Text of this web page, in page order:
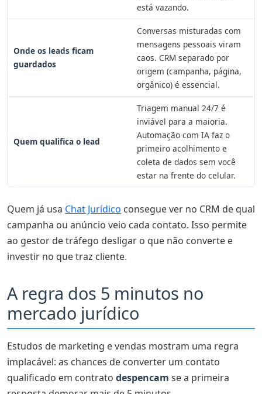
está vazando.
Onde os leads ficam
guardados
Conversas misturadas com
mensagens pessoais viram
caos. CRM separado por
origem (campanha, página,
orgânico) é essencial.
Quem qualifica o lead
Triagem manual 24/7 é
inviável para a maioria.
Automação com IA faz o
primeiro acolhimento e
coleta de dados sem você
estar na frente do celular.
Quem já usa Chat Jurídico consegue ver no CRM de qual
campanha ou anúncio veio cada contato. Isso permite
ao gestor de tráfego desligar o que não converte e
investir no que traz cliente.
A regra dos 5 minutos no
mercado jurídico
Estudos de marketing e vendas mostram uma regra
implacável: as chances de converter um contato
qualificado em contrato despencam se a primeira